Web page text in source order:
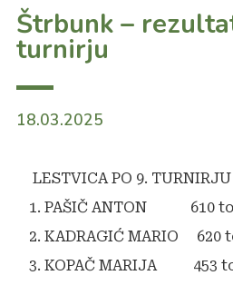
Štrbunk –
turnirju
18.03.2025
LESTVICA PO 9. TURNIRJU
1. PAŠIČ ANTON 610
2. KADRAGIĆ MARIO 620
3. KOPAČ MARIJA 453